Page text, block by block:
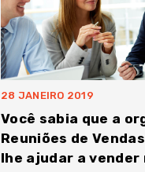
28 JANEIRO 2019
Você sabia que a
Reuniões de
lhe ajudar a vender